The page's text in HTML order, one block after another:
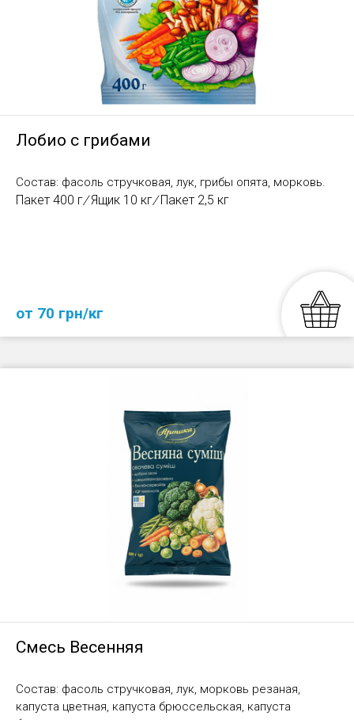
Лобио с грибами
Состав: фасоль стручковая, лук, грибы опята, морковь.
Пакет 400 г/Ящик 10 кг/Пакет 2,5 кг
от 70 грн/кг
Смесь Весенняя
Состав: фасоль стручковая, лук, морковь резаная,
капуста цветная, капуста брюссельская, капуста